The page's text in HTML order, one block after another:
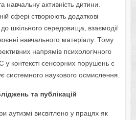
навчальну активність дитини.
сфері створюють додаткові
шкільного середовища, взаємодії
навчального матеріалу. Тому
напрямів психологічного
у контексті сенсорних порушень є
системного наукового осмислення.
та публікацій
аутизмі висвітлено у працях як